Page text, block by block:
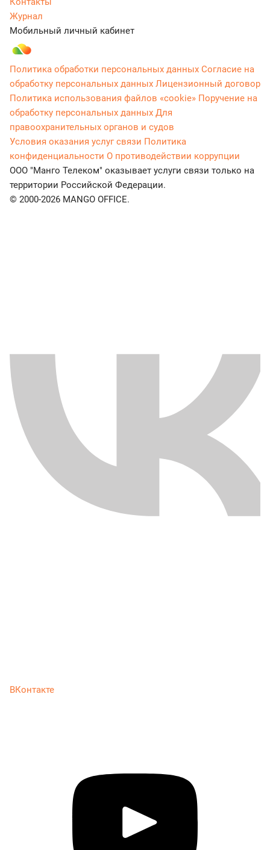
Журнал
Мобильный личный кабинет
Политика обработки персональных данных Согласие на
обработку персональных данных Лицензионный договор
Политика использования файлов «cookie» Поручение на
обработку персональных данных Для
правоохранительных органов и судов
Условия оказания услуг связи Политика
конфиденциальности О противодействии коррупции
ООО "Манго Телеком" оказывает услуги связи только на
территории Российской Федерации.
© 2000-2026 MANGO OFFICE.
ВКонтакте